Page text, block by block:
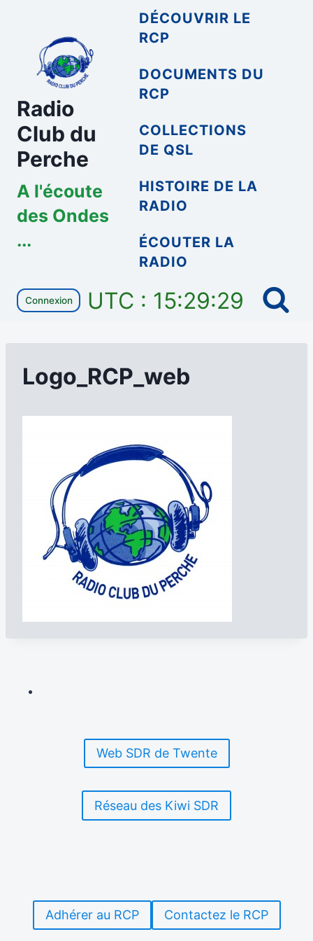
contenu
Radio
Club du
Perche
A l'écoute
des Ondes
...
DÉCOUVRIR LE
RCP
DOCUMENTS DU
RCP
COLLECTIONS
DE QSL
HISTOIRE DE LA
RADIO
ÉCOUTER LA
RADIO
Connexion UTC : 15:29:29
Logo_RCP_web
Web SDR de Twente
Réseau des Kiwi SDR
Adhérer au RCP Contactez le RCP